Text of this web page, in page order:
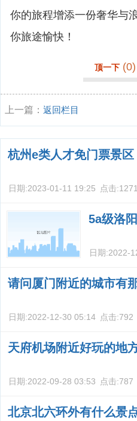
你的旅程增添一份奢华与
你旅途愉快！
顶一下 (0)
上一篇： 返回栏目
杭州e类人才免门票景区
日期:2023-01-11 19:25 点击:1271
5a级洛
日期:2022-
请问厦门附近的城市有
日期:2022-12-30 05:14 点击:792
天府机场附近好玩的地
日期:2022-09-28 03:53 点击:787
北京北六环外有什么景